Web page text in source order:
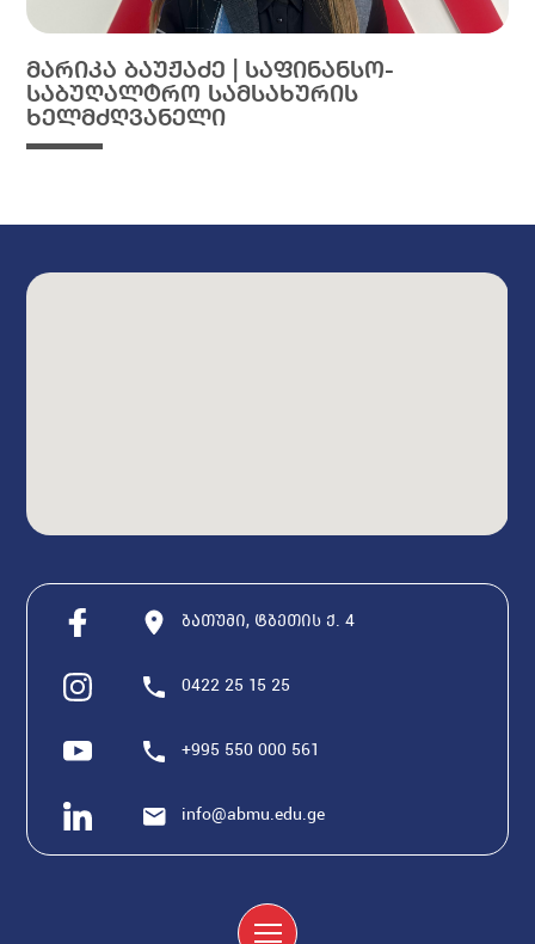
მარიკა ბაუჟაძე | საფინანსო-
საბუღალტრო სამსახურის
ხელმძღვანელი
ბათუმი, ტბეთის ქ. 4
0422 25 15 25
+995 550 000 561
info@abmu.edu.ge